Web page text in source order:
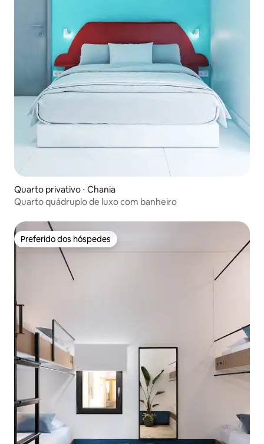
Quarto privativo ⋅ Chania
Quarto quádruplo de luxo com banheiro
Preferido dos hóspedes
Preferido dos hóspedes